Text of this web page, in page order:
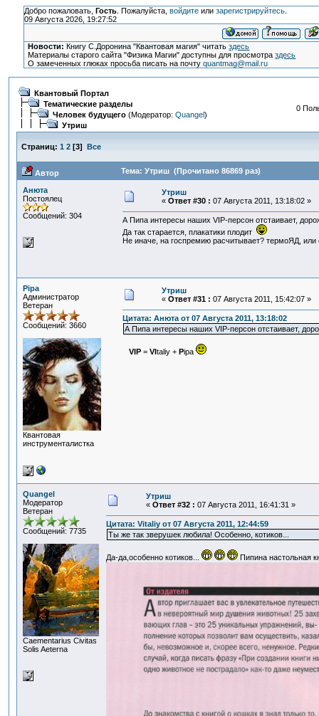
Добро пожаловать, Гость. Пожалуйста, войдитеили зарегистрируйтесь.
09 Августа 2026, 19:27:52
Новости: Книгу С.Доронина "Квантовая магия" читатьздесь
Материалы старого сайта "Физика Магии" доступны для просмотраздесь
О замеченных глюках просьба писать на почтуquantmag@mail.ru
Квантовый Портал
Тематические разделы
Человек будущего(Модератор: Quangel)
Утриш
0
Страниц: 1 2[3] Все
Автор Тема: Утриш (Прочитано 86869 раз)
Анюта
Постоялец
Сообщений: 304
Утриш
« Ответ #30 : 07 Августа 2011, 13:18:02 »
А Пипа интересы наших VIP-персон отстаивает,
Да так старается, плакатики плодит
Не иначе, на госпремию расчитывает? термоЯД, или
Pipa
Администратор
Ветеран
Сообщений: 3660
Квантовая
инструменталистка
Утриш
« Ответ #31 : 07 Августа 2011, 15:42:07 »
Цитата: Анюта от 07 Августа 2011, 13:18:02
А Пипа интересы наших VIP-персон отстаивает,
VIP= VI taliy + Pipa
Quangel
Модератор
Ветеран
Сообщений: 7735
Сaementarius Civitas
Solis Aeterna
Утриш
« Ответ #32 : 07 Августа 2011, 16:41:31 »
Цитата: Vitaliy от 07 Августа 2011, 12:44:59
Ты же так зверушек любила! Особенно, котиков...
Да-да,особенно котиков... Пипина настольная